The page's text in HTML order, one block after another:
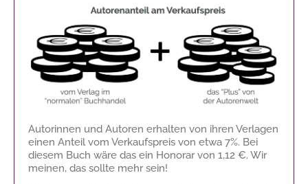
Autorinnen und Autoren erhalten von ihren Verlagen
einen Anteil vom Verkaufspreis von etwa 7%. Bei
diesem Buch wäre das ein Honorar von 1,12 €. Wir
meinen, das sollte mehr sein!